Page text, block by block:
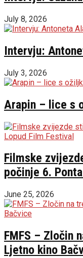
July 8, 2026
Intervju:
July 3, 2026
Arapin – lice s
Filmske
počinje 6.
June 25, 2026
FMFS – Zločin
Ljetno kino